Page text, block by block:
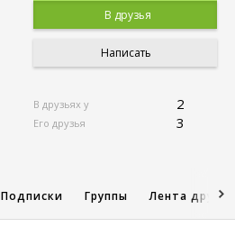
В друзья
Написать
В друзьях у 2
Его друзья 3
Подписки Группы Лента друзей